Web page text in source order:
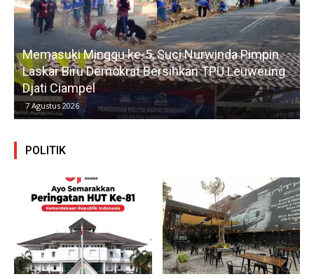
Pimpin
Leuweung
Refleksi 30 Tahun Tragedi Kudatuli, Natala
Sumedha: Lembaran Hitam Demokrasi
Boleh Dilupakan!
27 Juli 2026
POLITIK